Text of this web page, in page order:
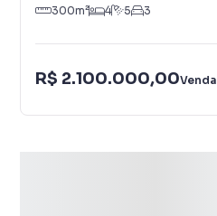
300m² 4 5 3
R$ 2.100.000,00Venda